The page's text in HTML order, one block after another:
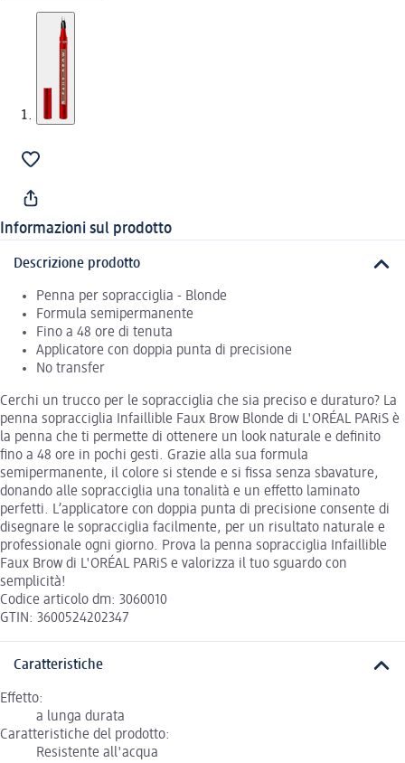
Informazioni sul prodotto
Descrizione prodotto
Penna per sopracciglia - Blonde
Formula semipermanente
Fino a 48 ore di tenuta
Applicatore con doppia punta di precisione
No transfer
Cerchi un trucco per le sopracciglia che sia preciso e duraturo? La
penna sopracciglia Infaillible Faux Brow Blonde di L'ORÉAL PARiS è
la penna che ti permette di ottenere un look naturale e definito
fino a 48 ore in pochi gesti. Grazie alla sua formula
semipermanente, il colore si stende e si fissa senza sbavature,
donando alle sopracciglia una tonalità e un effetto laminato
perfetti. L’applicatore con doppia punta di precisione consente di
disegnare le sopracciglia facilmente, per un risultato naturale e
professionale ogni giorno. Prova la penna sopracciglia Infaillible
Faux Brow di L'ORÉAL PARiS e valorizza il tuo sguardo con
semplicità!
Codice articolo dm: 3060010
GTIN: 3600524202347
Caratteristiche
Effetto:
a lunga durata
Caratteristiche del prodotto:
Resistente all'acqua